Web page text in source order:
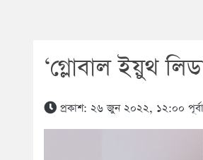
‘গ্লোবাল ইয়ুথ
প্রকাশ: ২৬ জুন ২০২২, ১২:০০